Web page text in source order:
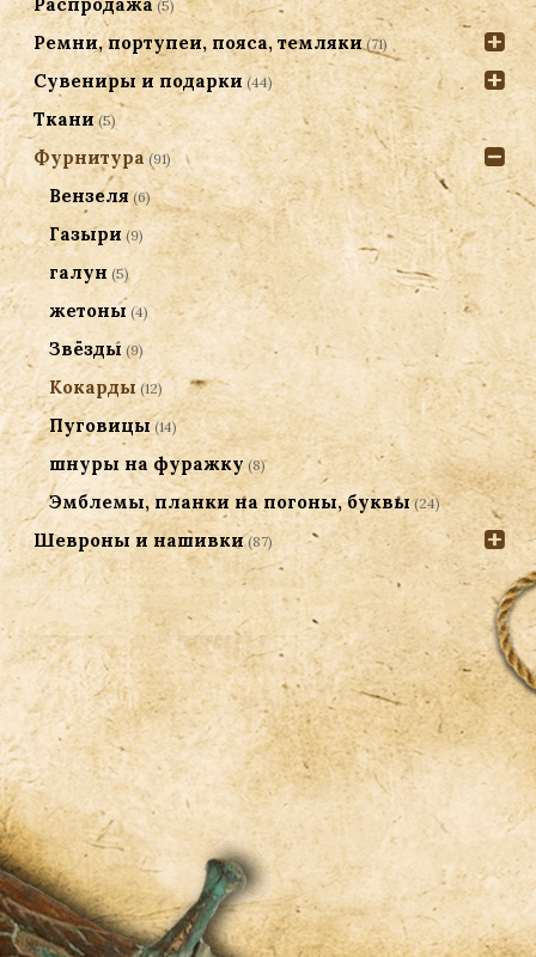
Распродажа (5)
Ремни, портупеи, пояса, темляки (71)
Сувениры и подарки (44)
Ткани (5)
Фурнитура (91)
Вензеля (6)
Газыри (9)
галун (5)
жетоны (4)
Звёзды (9)
Кокарды (12)
Пуговицы (14)
шнуры на фуражку (8)
Эмблемы, планки на погоны, буквы (24)
Шевроны и нашивки (87)